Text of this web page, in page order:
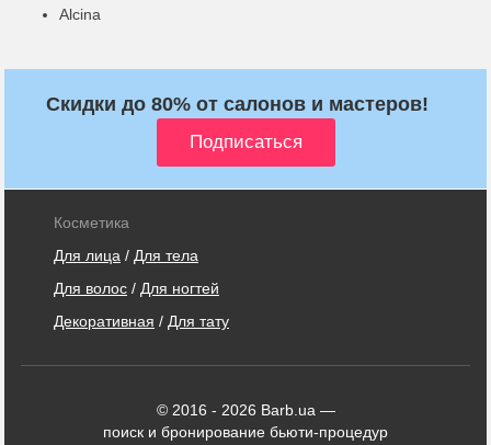
Alcina
Скидки до 80% от салонов и мастеров!
Косметика
Для лица / Для тела
Для волос / Для ногтей
Декоративная / Для тату
© 2016 - 2026 Barb.ua —
поиск и бронирование бьюти-процедур